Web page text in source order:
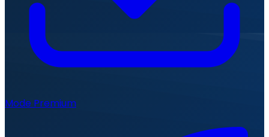
Mode Premium